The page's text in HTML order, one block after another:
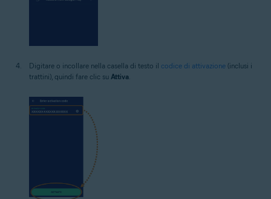
Digitare o incollare nella casella di testo il codice di attivazione (inclusi i
trattini), quindi fare clic su Attiva